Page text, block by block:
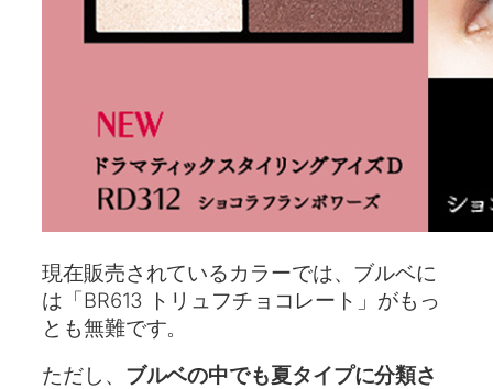
現在販売されているカラーでは、ブルベに
は「BR613 トリュフチョコレート」がもっ
とも無難です。
ただし、 ブルベの中でも夏タイプに分類さ